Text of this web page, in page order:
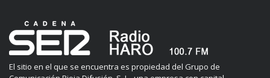
El sitio en el que se encuentra es propiedad del Grupo de